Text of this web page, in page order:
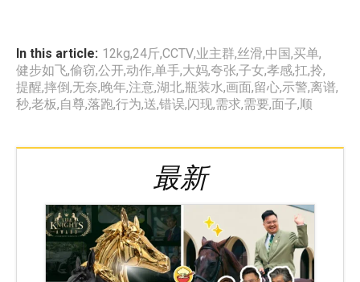
In this article: 12kg,24斤,CCTV,业主群,丝滑,中国,买单,
健步如飞,偷窃,公开,动作,单手,大妈,夸张,子女,孝感,扛,拎,
提醒,摔倒,无奈,晚年,注意,湖北,瓶装水,画面,留心,示警,离谱,
秒,老板,自尊,落跑,行为,送,错误,闪现,需求,需要,面子,顺
最新